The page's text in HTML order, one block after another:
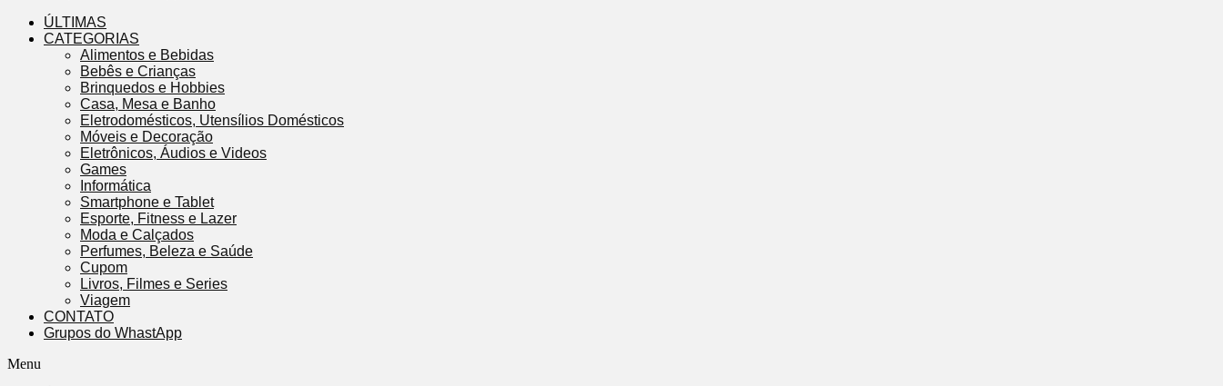
ÚLTIMAS
CATEGORIAS
Alimentos e Bebidas
Bebês e Crianças
Brinquedos e Hobbies
Casa, Mesa e Banho
Eletrodomésticos, Utensílios Domésticos
Móveis e Decoração
Eletrônicos, Áudios e Videos
Games
Informática
Smartphone e Tablet
Esporte, Fitness e Lazer
Moda e Calçados
Perfumes, Beleza e Saúde
Cupom
Livros, Filmes e Series
Viagem
CONTATO
Grupos do WhastApp
Menu